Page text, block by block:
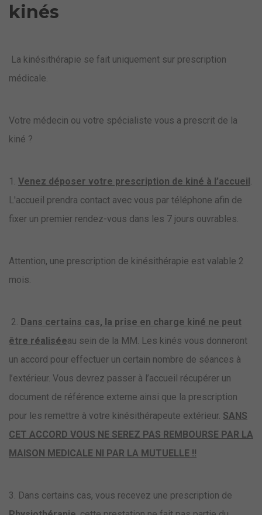
kinés
La kinésithérapie se fait uniquement sur prescription
médicale.
Votre médecin ou votre spécialiste vous a prescrit de la
kiné ?
1. Venez déposer votre prescription de kiné à l’accueil
L'accueil prendra contact avec vous par téléphone afin de
fixer un premier rendez-vous dans les 7 jours ouvrables.
Attention, une prescription de kinésithérapie est valable 2
mois.
2. Dans certains cas, la prise en charge kiné ne peut
être réaliséeau sein de la MM. Les kinés vous donneront
un accord pour effectuer un certain nombre de séances à
l’extérieur. Vous devrez passer à l’accueil récupérer un
document de référence externe ainsi que la prescription
pour les remettre à votre kinésithérapeute extérieur. SANS
CET ACCORD VOUS NE SEREZ PAS REMBOURSE PAR LA
MAISON MEDICALE NI PAR LA MUTUELLE !!
3. Dans certains cas, vous recevez une prescription de